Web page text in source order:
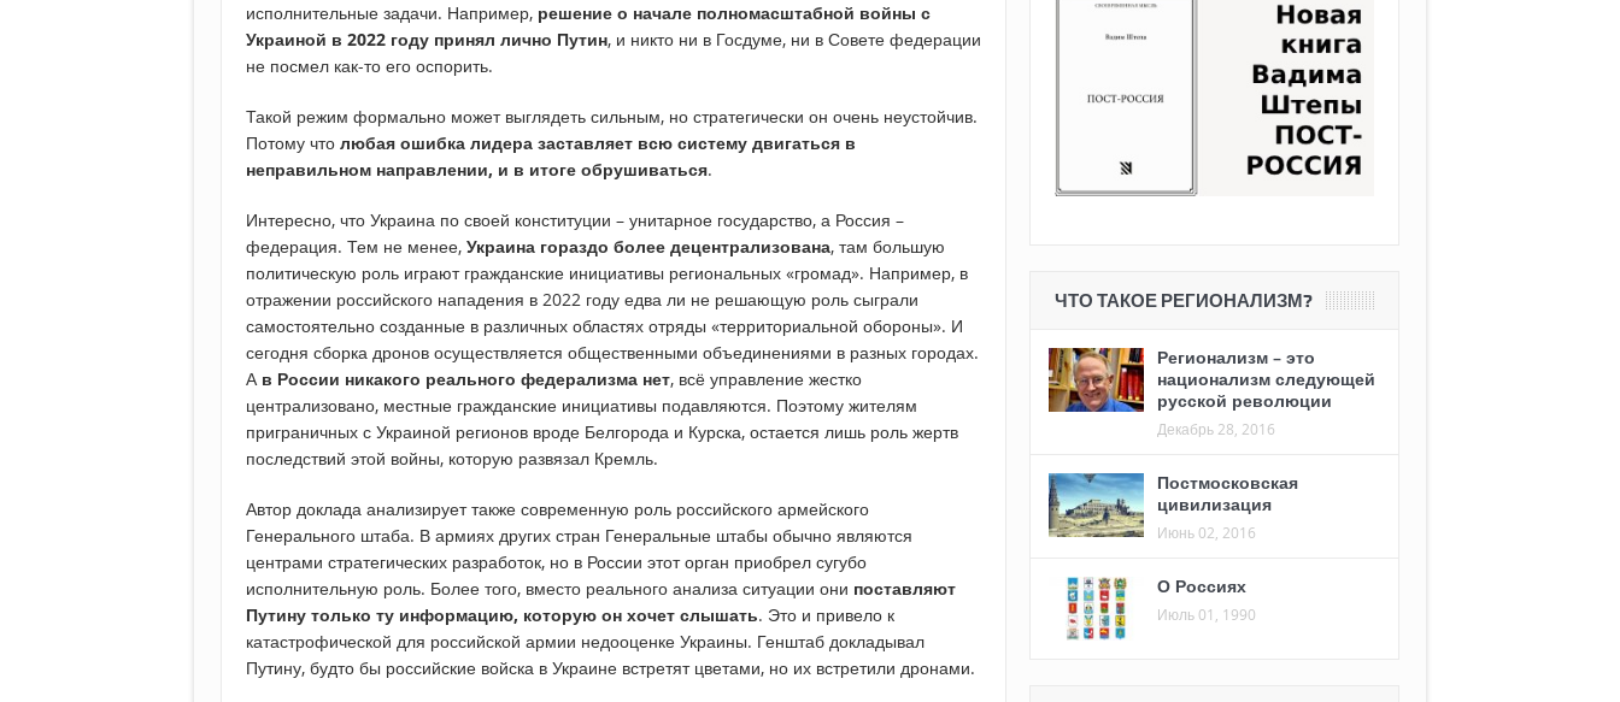
исполнительные задачи. Например, решение о начале полномасштабной войны с
Украиной в 2022 году принял лично Путин, и никто ни в Госдуме, ни в Совете федерации
не посмел как-то его оспорить.
Такой режим формально может выглядеть сильным, но стратегически он очень неустойчив.
Потому что любая ошибка лидера заставляет всю систему двигаться в
неправильном направлении, и в итоге обрушиваться.
Интересно, что Украина по своей конституции – унитарное государство, а Россия –
федерация. Тем не менее, Украина гораздо более децентрализована, там большую
политическую роль играют гражданские инициативы региональных «громад». Например, в
отражении российского нападения в 2022 году едва ли не решающую роль сыграли
самостоятельно созданные в различных областях отряды «территориальной обороны». И
сегодня сборка дронов осуществляется общественными объединениями в разных городах.
А в России никакого реального федерализма нет, всё управление жестко
централизовано, местные гражданские инициативы подавляются. Поэтому жителям
приграничных с Украиной регионов вроде Белгорода и Курска, остается лишь роль жертв
последствий этой войны, которую развязал Кремль.
Автор доклада анализирует также современную роль российского армейского
Генерального штаба. В армиях других стран Генеральные штабы обычно являются
центрами стратегических разработок, но в России этот орган приобрел сугубо
исполнительную роль. Более того, вместо реального анализа ситуации они поставляют
Путину только ту информацию, которую он хочет слышать. Это и привело к
катастрофической для российской армии недооценке Украины. Генштаб докладывал
Путину, будто бы российские войска в Украине встретят цветами, но их встретили дронами.
ЧТО ТАКОЕ РЕГИОНАЛИЗМ?
Регионализм – это
национализм следующей
русской революции
Декабрь 28, 2016
Постмосковская
цивилизация
Июнь 02, 2016
О Россиях
Июль 01, 1990